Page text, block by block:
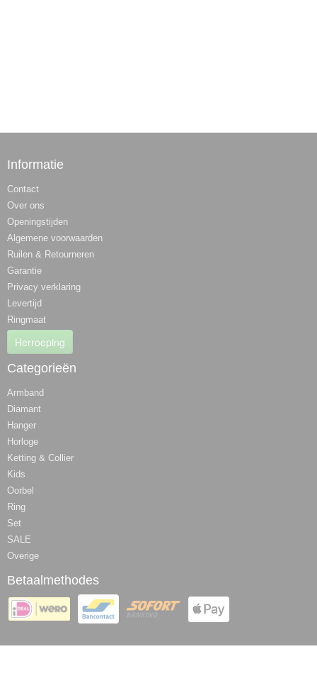
Informatie
Contact
Over ons
Openingstijden
Algemene voorwaarden
Ruilen & Retourneren
Garantie
Privacy verklaring
Levertijd
Ringmaat
Herroeping
Categorieën
Armband
Diamant
Hanger
Horloge
Ketting & Collier
Kids
Oorbel
Ring
Set
SALE
Overige
Betaalmethodes